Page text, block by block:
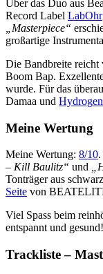
Über das Duo aus
Record Label LabOhr
„Masterpiece“
großartige
Die Bandbreite
Boom Bap.
wurde. Für das
Damaa und
Meine Wertung
Meine Wertung: 8/10
– Kill Baulitz“ und
Tonträger aus
Seite von
Viel Spass beim
entspannt und gesund!
Trackliste –